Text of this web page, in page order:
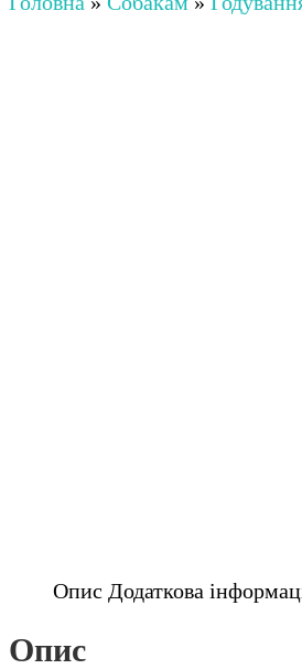
Опис Додаткова
Опис